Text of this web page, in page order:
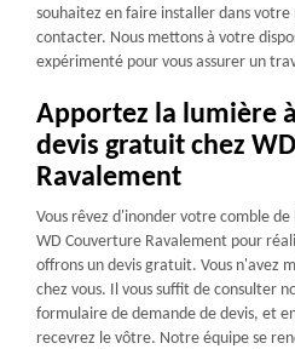
souhaitez en faire installer dans votre
contacter. Nous mettons à votre
expérimenté pour vous assurer un
Apportez la lumière
devis gratuit chez
Ravalement
Vous rêvez d'inonder votre comble
WD Couverture Ravalement pour
offrons un devis gratuit. Vous n'avez
chez vous. Il vous suffit de consulter
formulaire de demande de devis, et
recevrez le vôtre. Notre équipe se